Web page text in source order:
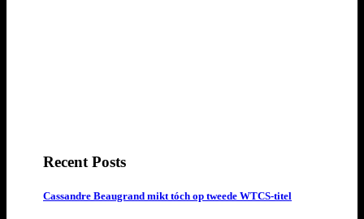
Recent Posts
Cassandre Beaugrand mikt tóch op tweede WTCS-titel